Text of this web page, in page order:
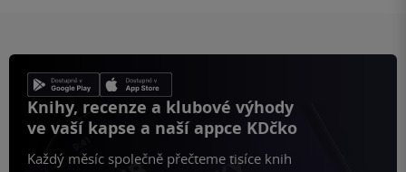
Knihy, recenze a klubové výhody
ve vaší kapse a naší appce KDčko
Každý měsíc společně přečteme tisíce knih